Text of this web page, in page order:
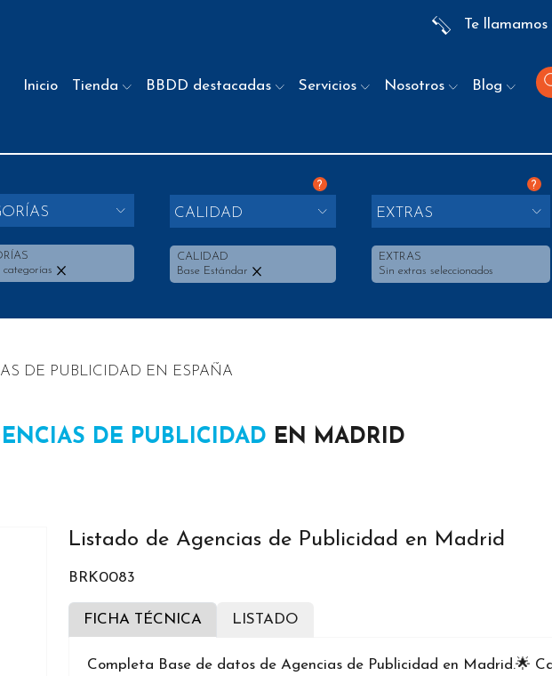
Te
Inicio Tienda BBDD destacadas Servicios Nosotros Blog
categorías
?
CALIDAD
CALIDAD
Base Estándar
?
EXTRAS
EXTRAS
Sin extras seleccionados
DE PUBLICIDAD EN ESPAÑA
DE PUBLICIDAD EN MADRID
Listado de Agencias de Publicidad en Madrid
BRK0083
FICHA TÉCNICA LISTADO
Completa Base de datos de Agencias de Publicidad en Madrid.🌟